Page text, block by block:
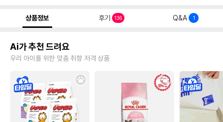
상품정보 후기 136 Q&A 1
Ai가 추천 드려요
우리 아이를 위한 맞춤 취향 저격 상품